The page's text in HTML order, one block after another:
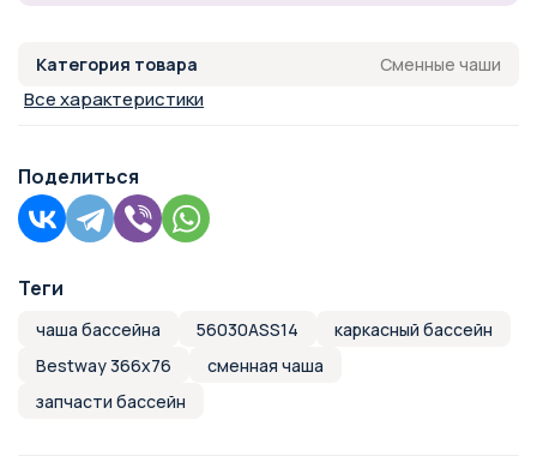
Категория товара Сменные чаши
Все характеристики
Поделиться
Теги
чаша бассейна 56030ASS14
каркасный бассейн
Bestway 366x76
сменная чаша
запчасти бассейн